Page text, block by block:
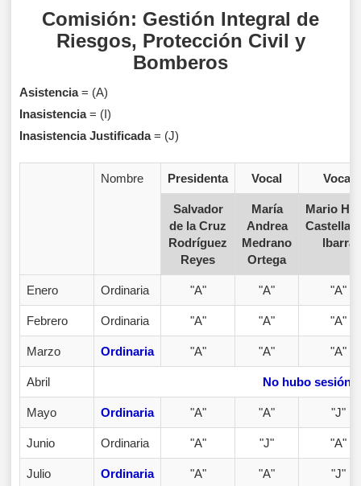
Comisión: Gestión Integral de
Riesgos, Protección Civil y
Bomberos
Asistencia= (A)
Inasistencia= (I)
Inasistencia Justificada= (J)
Nombre Presidenta Vocal Vocal
Salvador
de la Cruz
Rodríguez
Reyes
María
Andrea
Medrano
Ortega
Mario
lbarra
Enero Ordinaria "A" "A" "A"
Febrero Ordinaria "A" "A" "A"
Marzo Ordinaria "A" "A" "A"
Abril No hubo sesión
Mayo Ordinaria "A" "A" "J"
Junio Ordinaria "A" "J" "A"
Julio Ordinaria "A" "A" "J"